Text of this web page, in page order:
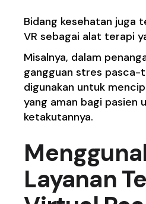
Bidang kesehatan juga
VR sebagai alat terapi
Misalnya, dalam
gangguan stres pasca-
digunakan untuk
yang aman bagi pasien
ketakutannya.
Layanan